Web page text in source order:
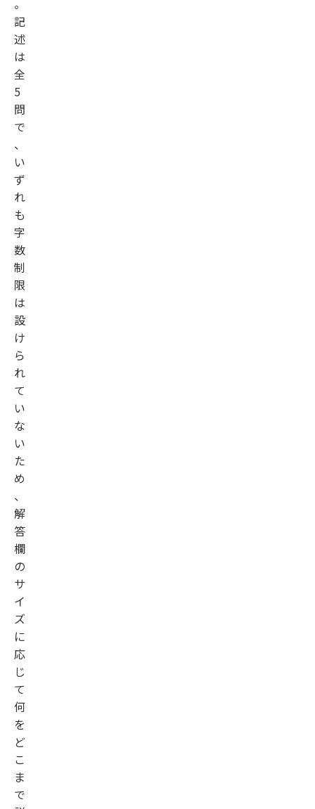
。
記
述
は
全
5
問
で
、
い
ず
れ
も
字
数
制
限
は
設
け
ら
れ
て
い
な
い
た
め
、
解
答
欄
の
サ
イ
ズ
に
応
じ
て
何
を
ど
こ
ま
で